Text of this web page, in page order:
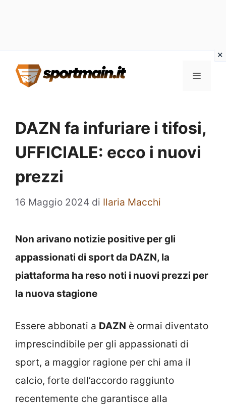
Menu
DAZN fa infuriare i tifosi,
UFFICIALE: ecco i nuovi
prezzi
16 Maggio 2024 di Ilaria Macchi
Non arivano notizie positive per gli
appassionati di sport da DAZN, la
piattaforma ha reso noti i nuovi prezzi per
la nuova stagione
Essere abbonati a DAZN è ormai diventato
imprescindibile per gli appassionati di
sport, a maggior ragione per chi ama il
calcio, forte dell’accordo raggiunto
recentemente che garantisce alla